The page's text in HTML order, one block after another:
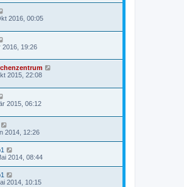
2016, 00:05
2016, 19:26
2015, 22:08
2015, 06:12
2014, 12:26
2014, 08:44
2014, 10:15